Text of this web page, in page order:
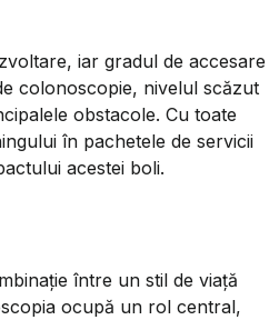
iar gradul de accesare
colonoscopie, nivelul scăzut
obstacole. Cu toate
în pachetele de servicii
acestei boli.
între un stil de viață
ocupă un rol central,